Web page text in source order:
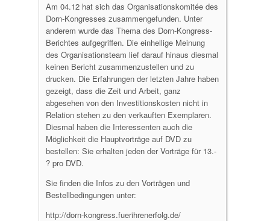
Am 04.12 hat sich das Organisationskomitée des
Dorn-Kongresses zusammengefunden. Unter
anderem wurde das Thema des Dorn-Kongress-
Berichtes aufgegriffen. Die einhellige Meinung
des Organisationsteam lief darauf hinaus diesmal
keinen Bericht zusammenzustellen und zu
drucken. Die Erfahrungen der letzten Jahre haben
gezeigt, dass die Zeit und Arbeit, ganz
abgesehen von den Investitionskosten nicht in
Relation stehen zu den verkauften Exemplaren.
Diesmal haben die Interessenten auch die
Möglichkeit die Hauptvorträge auf DVD zu
bestellen: Sie erhalten jeden der Vorträge für 13.-
? pro DVD.
Sie finden die Infos zu den Vorträgen und
Bestellbedingungen unter:
http://dorn-kongress.fuerihrenerfolg.de/